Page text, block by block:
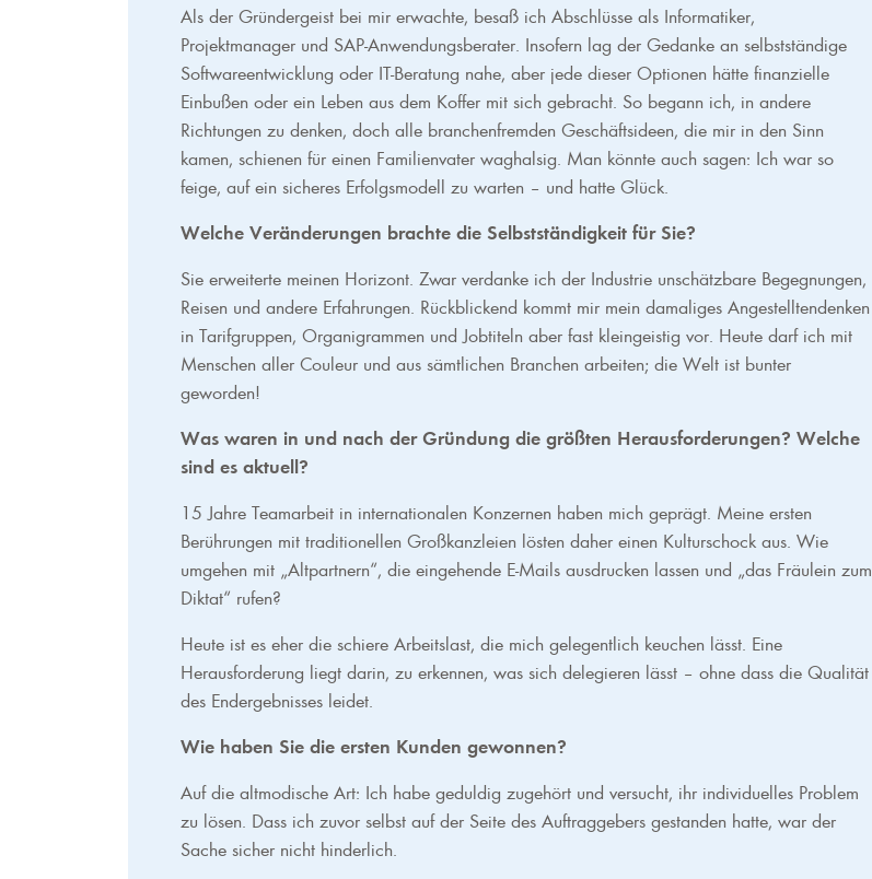
Als der Gründergeist bei mir erwachte, besaß ich Abschlüsse als Informatiker,
Projektmanager und SAP-Anwendungsberater. Insofern lag der Gedanke an selbstständige
Softwareentwicklung oder IT-Beratung nahe, aber jede dieser Optionen hätte finanzielle
Einbußen oder ein Leben aus dem Koffer mit sich gebracht. So begann ich, in andere
Richtungen zu denken, doch alle branchenfremden Geschäftsideen, die mir in den Sinn
kamen, schienen für einen Familienvater waghalsig. Man könnte auch sagen: Ich war so
feige, auf ein sicheres Erfolgsmodell zu warten – und hatte Glück.
Welche Veränderungen brachte die Selbstständigkeit für Sie?
Sie erweiterte meinen Horizont. Zwar verdanke ich der Industrie unschätzbare Begegnungen,
Reisen und andere Erfahrungen. Rückblickend kommt mir mein damaliges Angestelltendenken
in Tarifgruppen, Organigrammen und Jobtiteln aber fast kleingeistig vor. Heute darf ich mit
Menschen aller Couleur und aus sämtlichen Branchen arbeiten; die Welt ist bunter
geworden!
Was waren in und nach der Gründung die größten Herausforderungen? Welche
sind es aktuell?
15 Jahre Teamarbeit in internationalen Konzernen haben mich geprägt. Meine ersten
Berührungen mit traditionellen Großkanzleien lösten daher einen Kulturschock aus. Wie
umgehen mit „Altpartnern“, die eingehende E-Mails ausdrucken lassen und „das Fräulein zum
Diktat“ rufen?
Heute ist es eher die schiere Arbeitslast, die mich gelegentlich keuchen lässt. Eine
Herausforderung liegt darin, zu erkennen, was sich delegieren lässt – ohne dass die Qualität
des Endergebnisses leidet.
Wie haben Sie die ersten Kunden gewonnen?
Auf die altmodische Art: Ich habe geduldig zugehört und versucht, ihr individuelles Problem
zu lösen. Dass ich zuvor selbst auf der Seite des Auftraggebers gestanden hatte, war der
Sache sicher nicht hinderlich.